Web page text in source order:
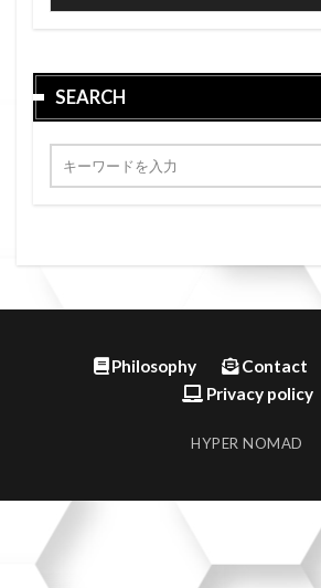
SEARCH
Philosophy Contact
Privacy policy
HYPER NOMAD